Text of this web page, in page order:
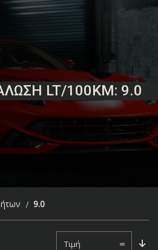
LT/100KM: 9.0
9.0
Τιμή